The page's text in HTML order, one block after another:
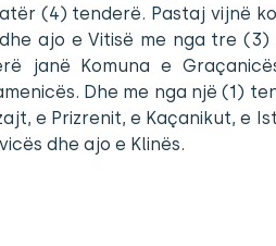
(4) tenderë. Pastaj vijnë
ajo e Vitisë me nga tre (3)
janë Komuna e
Dhe me nga një (1)
e Prizrenit, e Kaçanikut, e
dhe ajo e Klinës.